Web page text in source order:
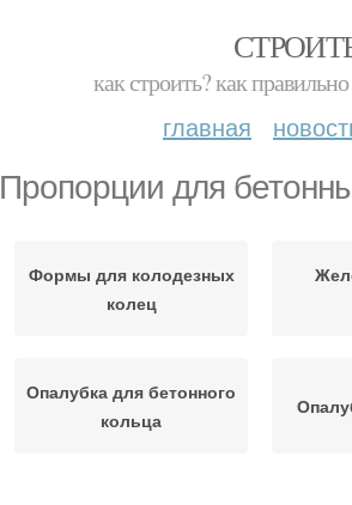
как строить? как
главная
Пропорции для
Формы для колодезных
колец
Опалубка для бетонного
кольца